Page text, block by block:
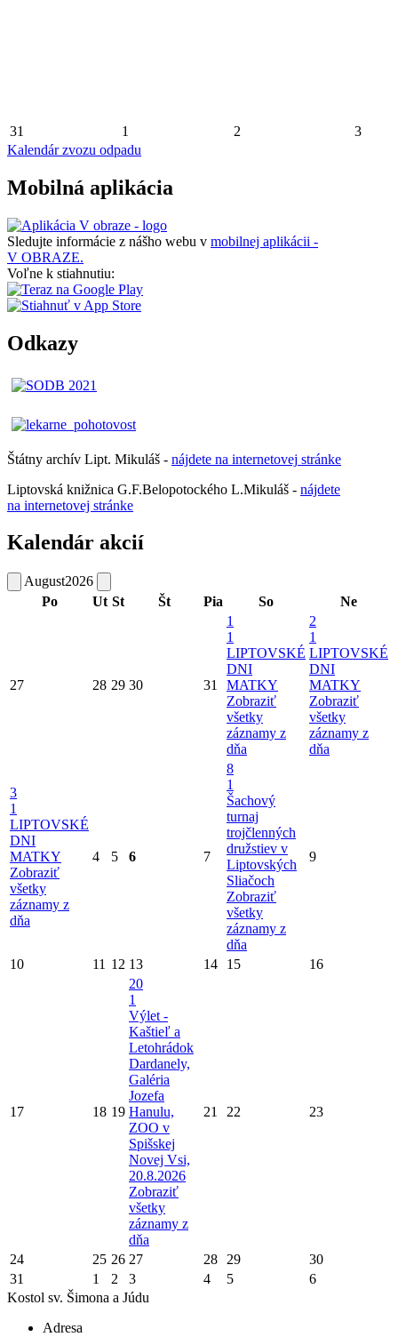
31 1 2
3
Kalendár zvozu odpadu
Mobilná aplikácia
Sledujte informácie z nášho webu v mobilnej aplikácii -
V OBRAZE.
Voľne k stiahnutiu:
Odkazy
Štátny archív Lipt. Mikuláš - nájdete na internetovej stránke
Liptovská knižnica G.F.Belopotockého L.Mikuláš - nájdete
na internetovej stránke
Kalendár akcií
August2026
Po
Ut St Št Pia So Ne
27 28 29 30 31
1
1
LIPTOVSKÉ
DNI
MATKY
Zobraziť
všetky
záznamy z
dňa
2
1
LIPTOVSKÉ
DNI
MATKY
Zobraziť
všetky
záznamy z
dňa
3
1
LIPTOVSKÉ
DNI
MATKY
Zobraziť
všetky
záznamy z
dňa
4 5 6 7
8
1
Šachový
turnaj
trojčlenných
družstiev v
Liptovských
Sliačoch
Zobraziť
všetky
záznamy z
dňa
9
10 11 12 13 14 15 16
17 18 19
20
1
Výlet -
Kaštieľ a
Letohrádok
Dardanely,
Galéria
Jozefa
Hanulu,
ZOO v
Spišskej
Novej Vsi,
20.8.2026
Zobraziť
všetky
záznamy z
dňa
21 22 23
24 25 26 27 28 29
30
31
1 2 3 4 5
6
Kostol sv. Šimona a Júdu
Adresa